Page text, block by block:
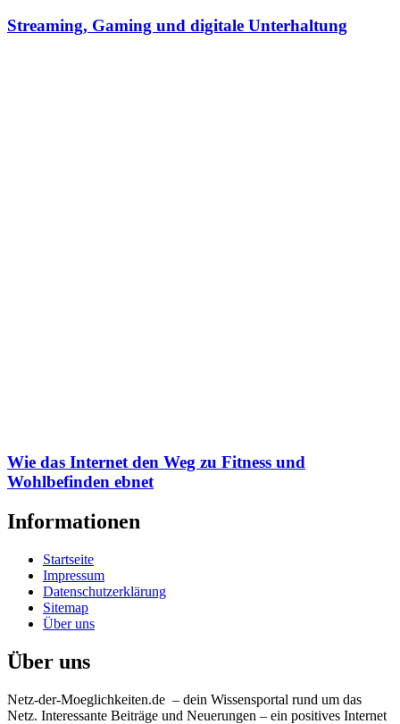
Streaming, Gaming und digitale Unterhaltung
Wie das Internet den Weg zu Fitness und
Wohlbefinden ebnet
Informationen
Startseite
Impressum
Datenschutzerklärung
Sitemap
Über uns
Über uns
Netz-der-Moeglichkeiten.de – dein Wissensportal rund um das
Netz. Interessante Beiträge und Neuerungen – ein positives Internet